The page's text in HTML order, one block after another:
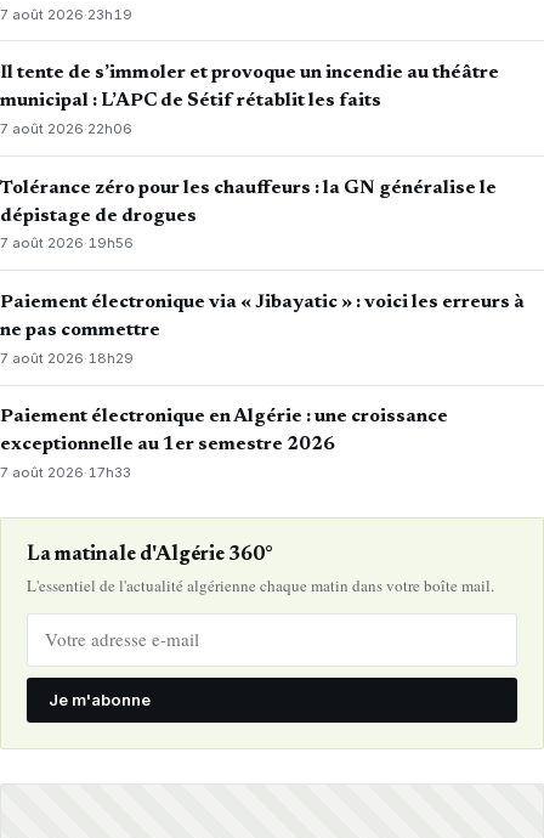
7 août 2026·23h19
Il tente de s’immoler et provoque un incendie au théâtre
municipal : L’APC de Sétif rétablit les faits
7 août 2026·22h06
Tolérance zéro pour les chauffeurs : la GN généralise le
dépistage de drogues
7 août 2026·19h56
Paiement électronique via « Jibayatic » : voici les erreurs à
ne pas commettre
7 août 2026·18h29
Paiement électronique en Algérie : une croissance
exceptionnelle au 1er semestre 2026
7 août 2026·17h33
La matinale d'Algérie 360°
L'essentiel de l'actualité algérienne chaque matin dans votre boîte mail.
Je m'abonne